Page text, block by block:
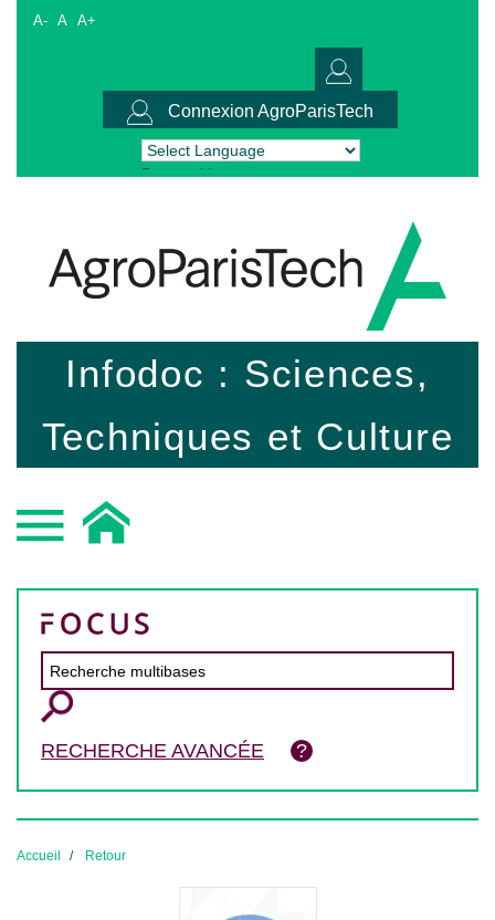
A- A A+
Connexion AgroParisTech
Powered by Translate
Infodoc : Sciences,
Techniques et Culture
RECHERCHE AVANCÉE
Accueil Retour